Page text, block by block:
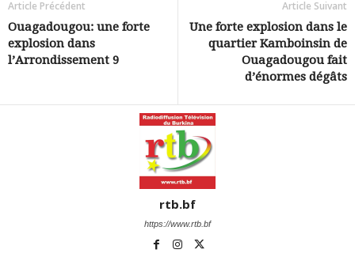
Article Précédent
Ouagadougou: une forte
explosion dans
l’Arrondissement 9
Article Suivant
Une forte explosion dans le
quartier Kamboinsin de
Ouagadougou fait
d’énormes dégâts
rtb.bf
https://www.rtb.bf